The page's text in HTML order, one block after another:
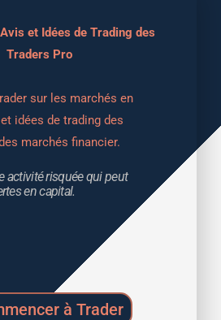
et Idées de Trading des
Traders Pro
sur les marchés en
idées de trading des
marchés financier.
activité risquée qui peut
en capital.
à Trader